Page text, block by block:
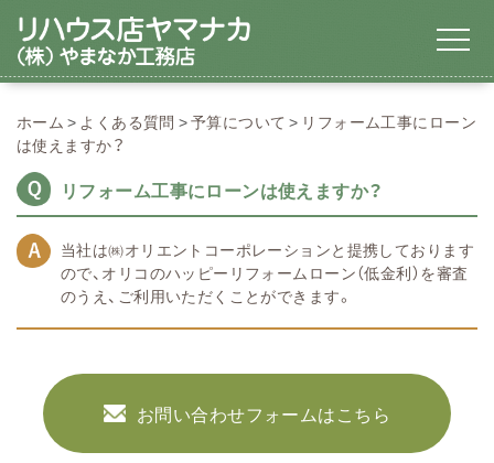
ホーム よくある質問 予算について
リフォーム工事にローン
は使えますか？
リフォーム工事にローンは使えますか？
当社は㈱オリエントコーポレーションと提携しております
ので、オリコのハッピーリフォームローン（低金利）を審査
のうえ、ご利用いただくことができます。
お問い合わせフォームはこちら